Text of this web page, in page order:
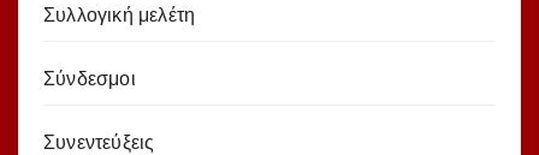
Συλλογική μελέτη
Σύνδεσμοι
Συνεντεύξεις